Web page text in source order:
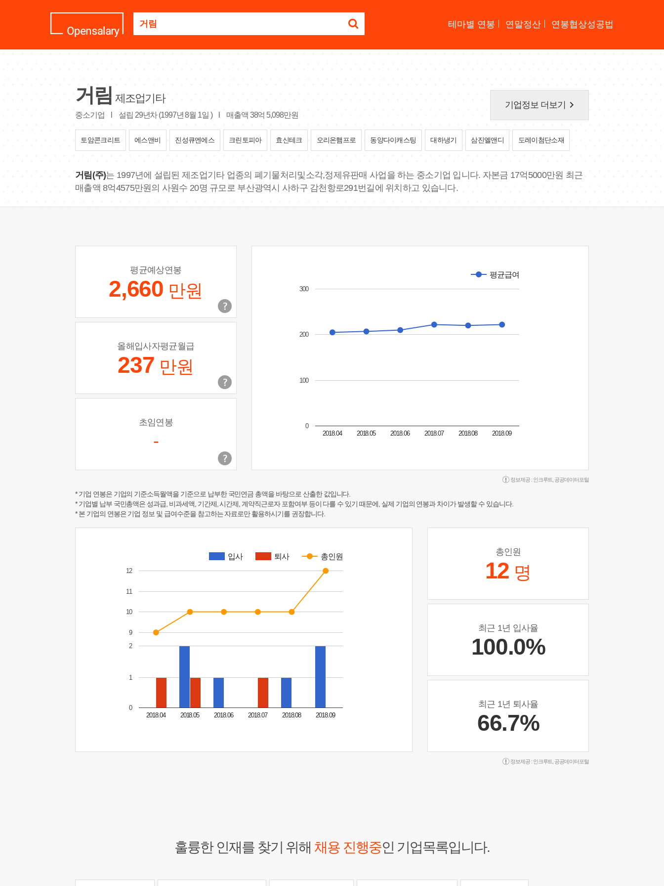
명
요
테마별 연봉 연말정산 연봉협상성공법
거림 제조업기타
중소기업 설립 29년차 (1997년 8월 1일 ) 매출액 38억 5,098만원
기업정보 더보기 keyboard_arrow_right
토암콘크리트 에스앤비 진성큐엔에스 크린토피아 효신테크 오리온햄프로 동양다이캐스팅 대하냉기 삼진엘앤디 도레이첨단소재
거림(주)는 1997년에 설립된 제조업기타 업종의 폐기물처리및소각,정제유판매 사업을 하는 중소기업 입니다. 자본금 17억5000만원 최근
매출액 8억4575만원의 사원수 20명 규모로 부산광역시 사하구 감천항로291번길에 위치하고 있습니다.
평균예상연봉
2,660 만원
올해입사자평균월급
237 만원
초임연봉
-
평균급여
2018.04 2018.05 2018.06 2018.07 2018.08 2018.09
0
100
200
300
정보제공 : 인크루트 공공데이터포털
* 기업 연봉은 기업의 기준소득월액을 기준으로 납부한 국민연금 총액을 바탕으로 산출한 값입니다.
* 기업별 납부 국민총액은 성과급, 비과세액, 기간제, 시간제, 계약직근로자 포함여부 등이 다를 수 있기 때문에, 실제 기업의 연봉과 차이가 발생할 수 있습니다.
* 본 기업의 연봉은 기업 정보 및 급여수준을 참고하는 자료로만 활용하시기를 권장합니다.
입사 퇴사 총인원
2018.04 2018.05 2018.06 2018.07 2018.08 2018.09
0
1
2
9
10
11
12
총인원
12 명
최근 1년 입사율
100.0%
최근 1년 퇴사율
66.7%
정보제공 : 인크루트 공공데이터포털
훌륭한 인재를 찾기 위해 채용 진행중인 기업목록입니다.